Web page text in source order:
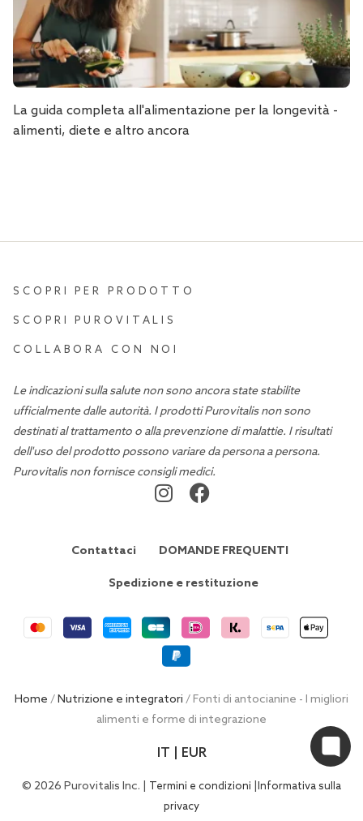
La guida completa all'alimentazione per la longevità -
alimenti, diete e altro ancora
SCOPRI PER PRODOTTO
SCOPRI PUROVITALIS
COLLABORA CON NOI
Le indicazioni sulla salute non sono ancora state stabilite
ufficialmente dalle autorità. I prodotti Purovitalis non sono
destinati al trattamento o alla prevenzione di malattie. I risultati
dell'uso del prodotto possono variare da persona a persona.
Purovitalis non fornisce consigli medici.
Contattaci DOMANDE FREQUENTI
Spedizione e restituzione
Home /Nutrizione e integratori / Fonti di antocianine - I migliori
alimenti e forme di integrazione
IT | EUR
© 2026 Purovitalis Inc. | Termini e condizioni
Informativa sulla
privacy